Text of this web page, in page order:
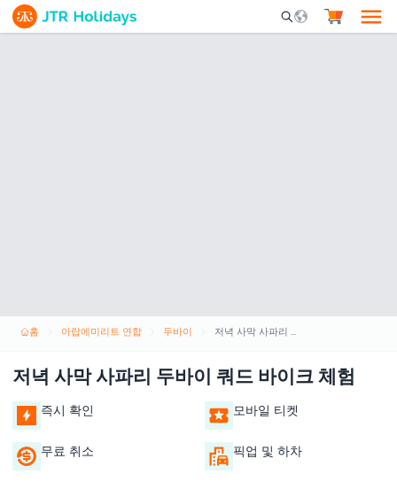
Mobile Search
홈 아랍에미리트 연합 두바이 저녁 사막 사파리 두바이 쿼드 바이크 체험
저녁 사막 사파리 두바이 쿼드 바이크 체험
즉시 확인 모바일 티켓
무료 취소 픽업 및 하차